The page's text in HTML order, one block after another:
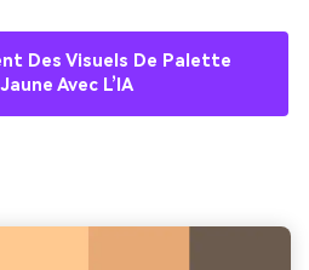
Des Visuels De Palette
Avec L’IA